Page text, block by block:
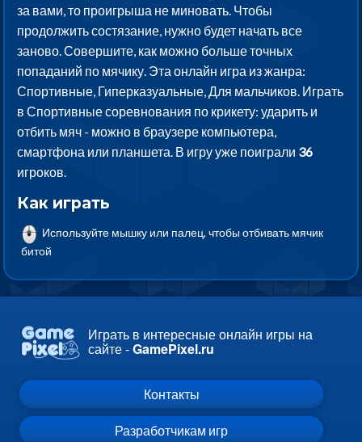
за вами, то проигрыша не миновать. Чтобы
продолжить состязание, нужно будет начать все
заново. Совершите, как можно больше точных
попаданий по мячику. Эта онлайн игра из жанра:
Спортивные, Гиперказуальные, Для мальчиков. Играть
в Спортивные соревнования по крикету: ударить и
отбить мяч - можно в браузере компьютера,
смартфона или планшета. В игру уже поиграли 36
игроков.
Как играть
Используйте мышку или палец, чтобы отбивать мячик
битой
Играть в интересные онлайн игры на
сайте -GamePixel.ru
Контакты
Разработчикам игр